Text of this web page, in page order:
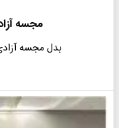
مجسه
بدل مجسه